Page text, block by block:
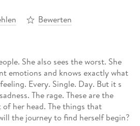
Bewerten
She also sees the worst. She
emotions and knows exactly what
Every. Single. Day. But it s
The rage. These are the
her head. The things that
the journey to find herself begin?